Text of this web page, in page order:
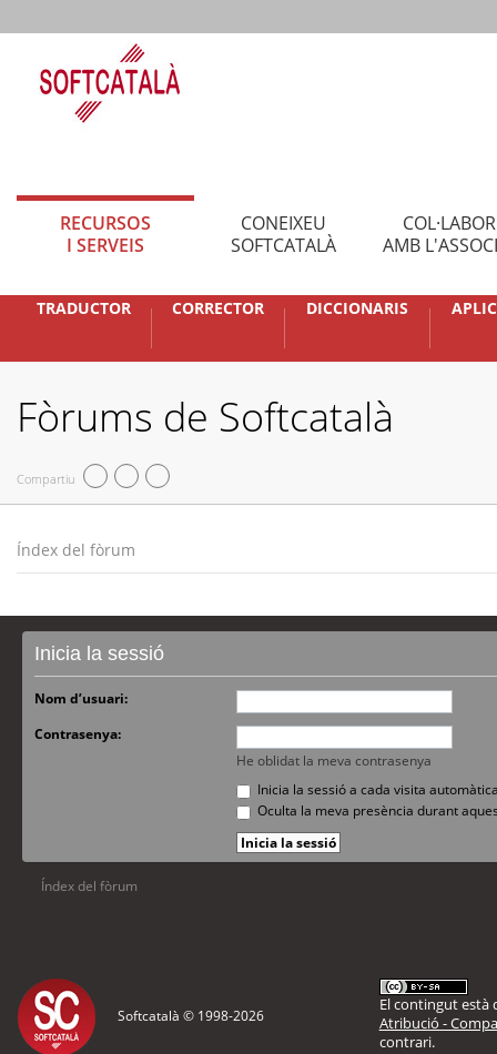
RECURSOS
I SERVEIS
CONEIXEU
SOFTCATALÀ
AMB
TRADUCTOR CORRECTOR DICCIONARIS
Fòrums de Softcatalà
Compartiu
Índex del fòrum
Inicia la sessió
Nom d’usuari:
Contrasenya:
He oblidat la meva contrasenya
Inicia la sessió a cada visita
Oculta la meva presència durant
Índex del fòrum
Softcatalà © 1998-2026
El contingut està
Atribució -
contrari.